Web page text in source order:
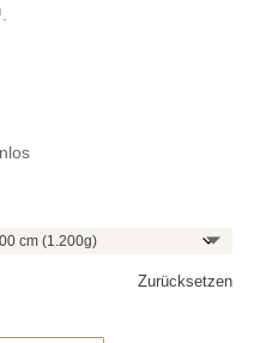
Zurücksetzen